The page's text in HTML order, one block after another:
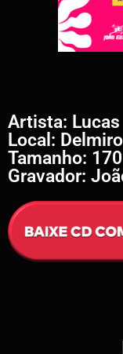
Artista:
Local:
Tamanho:
Gravador: